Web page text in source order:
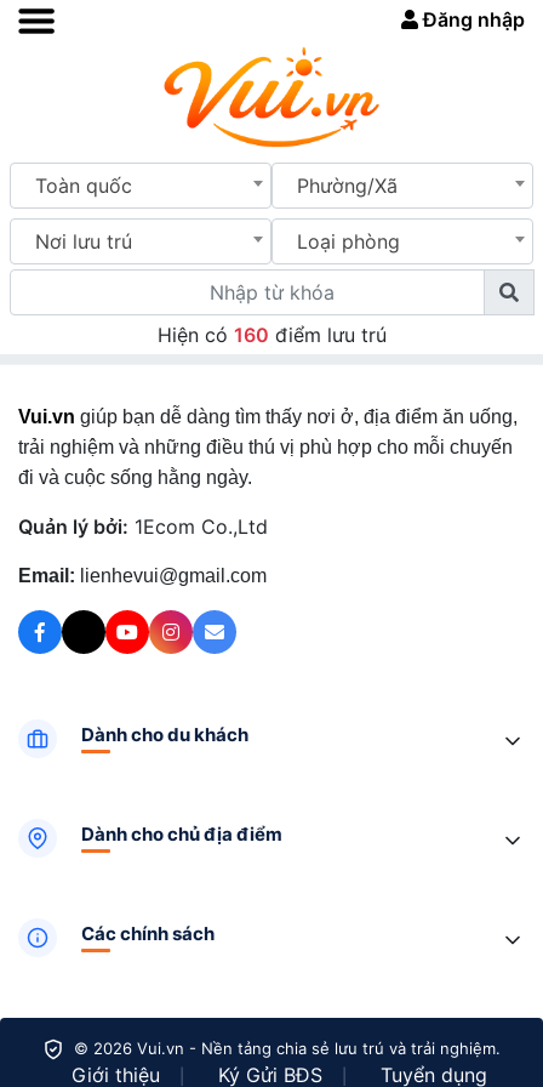
Đăng nhập
Toàn quốc Phường/Xã
Nơi lưu trú Loại phòng
Hiện có 160 điểm lưu trú
Vui.vn giúp bạn dễ dàng tìm thấy nơi ở, địa điểm ăn uống,
trải nghiệm và những điều thú vị phù hợp cho mỗi chuyến
đi và cuộc sống hằng ngày.
Quản lý bởi: 1Ecom Co.,Ltd
Email: lienhevui@gmail.com
Dành cho du khách
Dành cho chủ địa điểm
Các chính sách
© 2026 Vui.vn - Nền tảng chia sẻ lưu trú và trải nghiệm.
Giới thiệu Ký Gửi BĐS Tuyển dụng